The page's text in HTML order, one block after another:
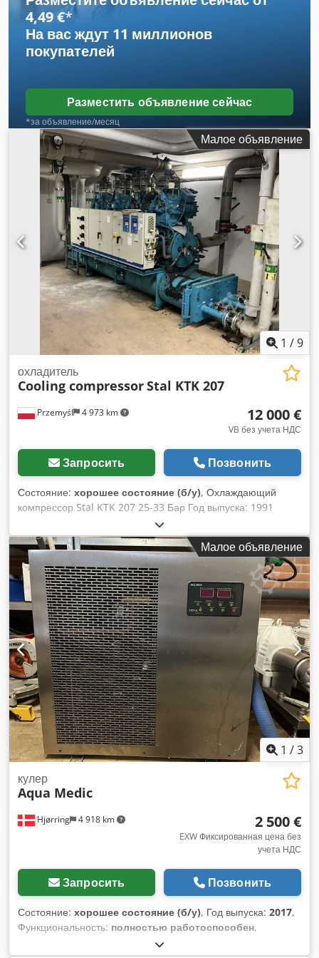
4,49 €*
На вас ждут 11 миллионов
покупателей
Разместить объявление сейчас
*за объявление/месяц
Малое объявление
1 /9
Przemyśl 4 973 km
охладитель
Cooling compressorStal KTK 207
12 000 €
VB без учета НДС
Запросить Позвонить
Состояние: хорошее состояние (б/у), Охлаждающий
компрессор Stal KTK 207 25-33 Бар Год выпуска: 1991
Dkjdpfx Agsyb Rquefor В хорошем состоянии Габариты
(ДxШxВ): 4700x2200x1450 мм
Малое объявление
1 /3
Hjørring 4 918 km
кулер
Aqua Medic
2 500 €
EXW Фиксированная цена без
учета НДС
Запросить Позвонить
Состояние: хорошее состояние (б/у), Год выпуска: 2017,
Функциональность: полностью работоспособен,
Продаются 2 шт. Aqua Medic Titan Professional Flow